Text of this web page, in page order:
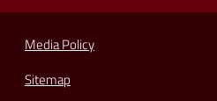
Media Policy
Sitemap